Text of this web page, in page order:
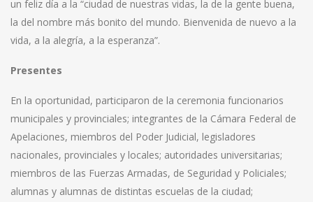
un feliz día a la “ciudad de nuestras vidas, la de la gente buena,
la del nombre más bonito del mundo. Bienvenida de nuevo a la
vida, a la alegría, a la esperanza”.
Presentes
En la oportunidad, participaron de la ceremonia funcionarios
municipales y provinciales; integrantes de la Cámara Federal de
Apelaciones, miembros del Poder Judicial, legisladores
nacionales, provinciales y locales; autoridades universitarias;
miembros de las Fuerzas Armadas, de Seguridad y Policiales;
alumnas y alumnas de distintas escuelas de la ciudad;